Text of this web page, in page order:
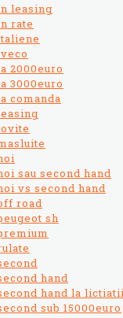
leasing
rate
2000euro
3000euro
comanda
sau second hand
vs second hand
road
sh
hand
hand la
sub 15000euro